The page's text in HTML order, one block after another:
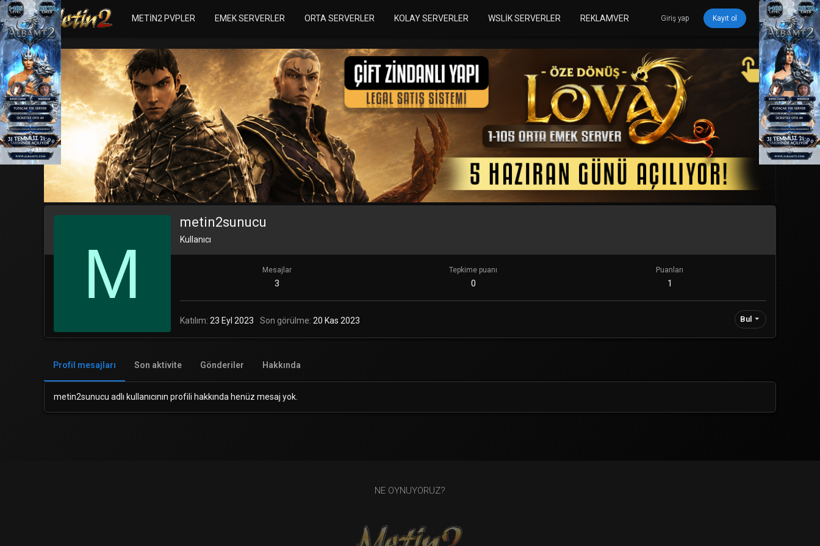
METIN2 PVPLER EMEK SERVERLER ORTA SERVERLER KOLAY SERVERLER WSLIK SERVERLER REKLAMVER Giriş yap Kayıt ol
M
metin2sunucu
Kullanıcı
Mesajlar
3
Tepkime puanı
0
Puanları
1
Katılım 23 Eyl 2023 Son görülme 20 Kas 2023 Bul
Profil mesajları Son aktivite Gönderiler Hakkında
metin2sunucu adlı kullanıcının profili hakkında henüz mesaj yok.
NE OYNUYORUZ?